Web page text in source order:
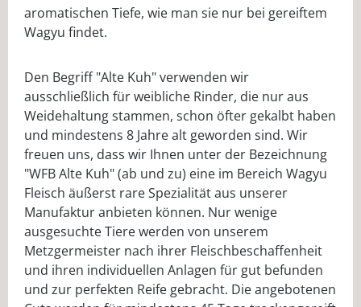
aromatischen Tiefe, wie man sie nur bei gereiftem
Wagyu findet.
Den Begriff "Alte Kuh" verwenden wir
ausschließlich für weibliche Rinder, die nur aus
Weidehaltung stammen, schon öfter gekalbt haben
und mindestens 8 Jahre alt geworden sind. Wir
freuen uns, dass wir Ihnen unter der Bezeichnung
"WFB Alte Kuh" (ab und zu) eine im Bereich Wagyu
Fleisch äußerst rare Spezialität aus unserer
Manufaktur anbieten können. Nur wenige
ausgesuchte Tiere werden von unserem
Metzgermeister nach ihrer Fleischbeschaffenheit
und ihren individuellen Anlagen für gut befunden
und zur perfekten Reife gebracht. Die angebotenen